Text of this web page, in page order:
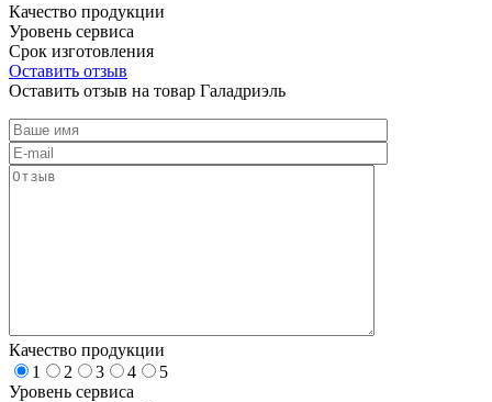
Качество продукции
Уровень сервиса
Срок изготовления
Оставить отзыв
Оставить отзыв на товар Галадриэль
Качество продукции
1
2 3 4
5
Уровень сервиса